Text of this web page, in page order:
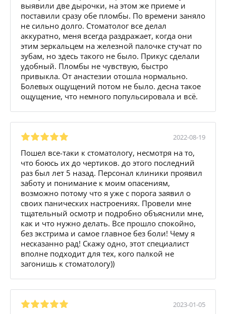
выявили две дырочки, на этом же приеме и
поставили сразу обе пломбы. По времени заняло
не сильно долго. Стоматолог все делал
аккуратно, меня всегда раздражает, когда они
этим зеркальцем на железной палочке стучат по
зубам, но здесь такого не было. Прикус сделали
удобный. Пломбы не чувствую, быстро
привыкла. От анастезии отошла нормально.
Болевых ощущений потом не было. десна такое
ощущение, что немного попульсировала и всё.
2022-08-19
Пошел все-таки к стоматологу, несмотря на то,
что боюсь их до чертиков. до этого последний
раз был лет 5 назад. Персонал клиники проявил
заботу и понимание к моим опасениям,
возможно потому что я уже с порога заявил о
своих панических настроениях. Провели мне
тщательный осмотр и подробно объяснили мне,
как и что нужно делать. Все прошло спокойно,
без экстрима и самое главное без боли! Чему я
несказанно рад! Скажу одно, этот специалист
вполне подходит для тех, кого палкой не
загонишь к стоматологу))
2023-01-05